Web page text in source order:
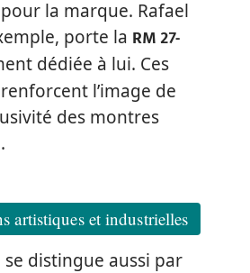
la marque. Rafael
porte la RM 27-
dédiée à lui. Ces
l’image de
des montres
artistiques et industrielles
se distingue aussi par